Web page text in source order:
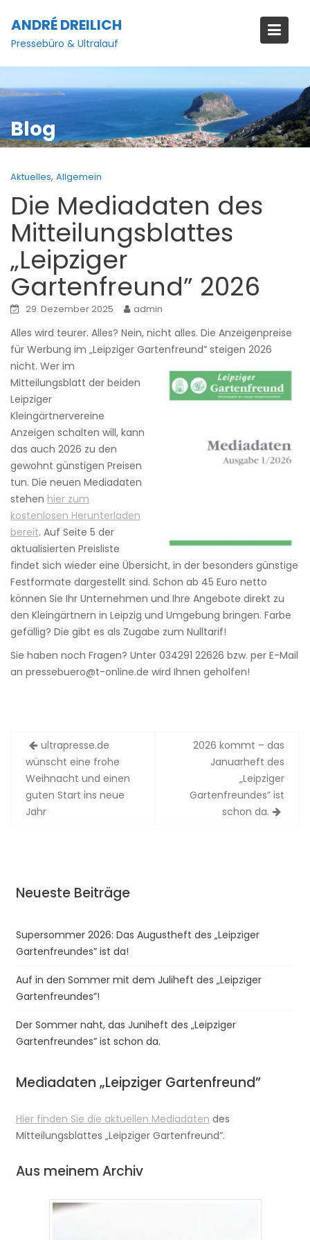
content
ANDRÉ DREILICH
Pressebüro & Ultralauf
Blog
Aktuelles, Allgemein
Die Mediadaten des
Mitteilungsblattes
„Leipziger
Gartenfreund” 2026
29. Dezember 2025 admin
Alles wird teurer. Alles? Nein, nicht alles. Die Anzeigenpreise
für Werbung im „Leipziger Gartenfreund” steigen 2026
nicht. Wer im
Mitteilungsblatt der beiden
Leipziger
Kleingärtnervereine
Anzeigen schalten will, kann
das auch 2026 zu den
gewohnt günstigen Preisen
tun. Die neuen Mediadaten
stehen hier zum
kostenlosen Herunterladen
bereit. Auf Seite 5 der
aktualisierten Preisliste
findet sich wieder eine Übersicht, in der besonders günstige
Festformate dargestellt sind. Schon ab 45 Euro netto
können Sie Ihr Unternehmen und Ihre Angebote direkt zu
den Kleingärtnern in Leipzig und Umgebung bringen. Farbe
gefällig? Die gibt es als Zugabe zum Nulltarif!
Sie haben noch Fragen? Unter 034291 22626 bzw. per E-Mail
an pressebuero@t-online.de wird Ihnen geholfen!
Beitragsnavigation
ultrapresse.de
wünscht eine frohe
Weihnacht und einen
guten Start ins neue
Jahr
2026 kommt – das
Januarheft des
„Leipziger
Gartenfreundes” ist
schon da.
Neueste Beiträge
Supersommer 2026: Das Augustheft des „Leipziger
Gartenfreundes” ist da!
Auf in den Sommer mit dem Juliheft des „Leipziger
Gartenfreundes”!
Der Sommer naht, das Juniheft des „Leipziger
Gartenfreundes” ist schon da.
Mediadaten „Leipziger Gartenfreund”
Hier finden Sie die aktuellen Mediadaten des
Mitteilungsblattes „Leipziger Gartenfreund”.
Aus meinem Archiv